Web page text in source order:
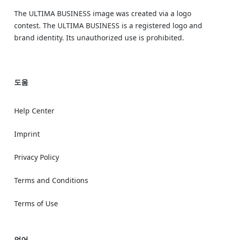
The ULTIMA BUSINESS image was created via a logo
contest. The ULTIMA BUSINESS is a registered logo and
brand identity. Its unauthorized use is prohibited.
도움
Help Center
Imprint
Privacy Policy
Terms and Conditions
Terms of Use